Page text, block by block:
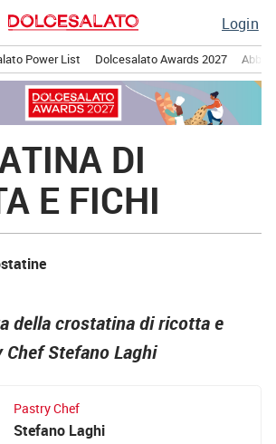
Login
Power List Dolcesalato Awards 2027
DI
E FICHI
della crostatina di ricotta e
Stefano Laghi
Pastry Chef
Stefano Laghi